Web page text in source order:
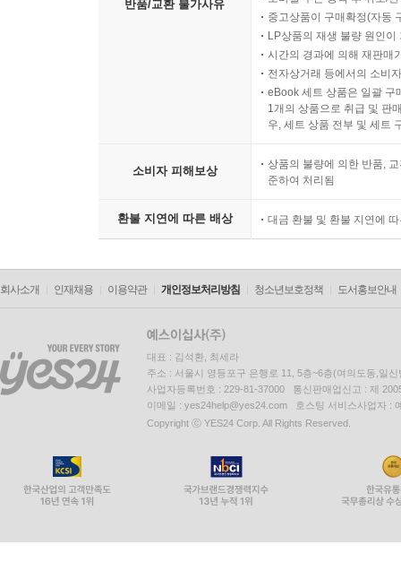
반품/교환 불가사유
중고상품이 구매확정(자동
LP상품의 재생 불량 원인
시간의 경과에 의해 재판매
전자상거래 등에서의 소비
eBook 세트 상품은 일괄 구
1개의 상품으로 취급 및 판
우, 세트 상품 전부 및 세트
소비자 피해보상
상품의 불량에 의한 반품,
준하여 처리됨
환불 지연에 따른 배상 대금 환불 및 환불 지연에
회사소개 인재채용 이용약관 개인정보처리방침 청소년보호정책 도서홍보안내
대표 : 김석환, 최세라
주소 : 서울시 영등포구 은행로 11, 5층~6층(여의도동,일신
사업자등록번호 : 229-81-37000 통신판매업신고 : 제
이메일 : yes24help@yes24.com 호스팅 서비스사업자 :
Copyright ⓒ YES24 Corp. All Rights Reserved.